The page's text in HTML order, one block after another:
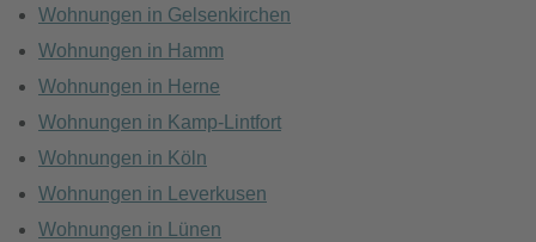
Wohnungen in Gelsenkirchen
Wohnungen in Hamm
Wohnungen in Herne
Wohnungen in Kamp-Lintfort
Wohnungen in Köln
Wohnungen in Leverkusen
Wohnungen in Lünen